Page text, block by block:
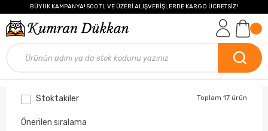
BÜYÜK KAMPANYA! 500 TL VE ÜZERİ ALIŞVERİŞLERDE KARGO ÜCRETSİZ!
Stoktakiler Toplam 17 ürün